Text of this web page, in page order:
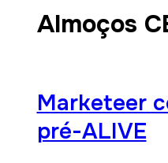
Almoços
Marketeer
pré-ALIVE